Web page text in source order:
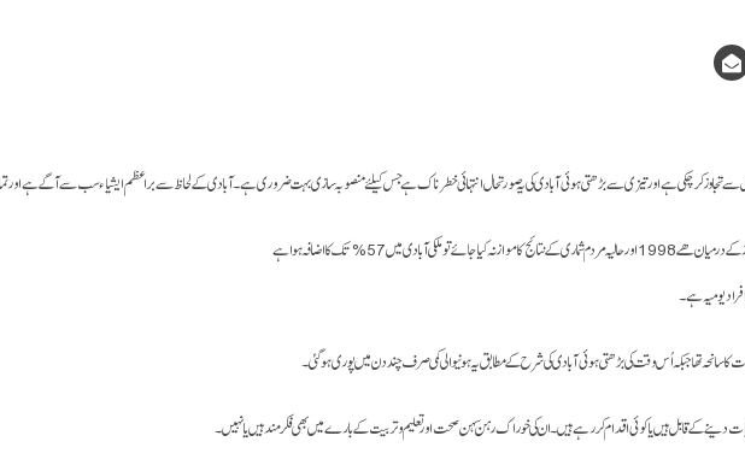
تجاوز کرچکی ہے اور تیزی سے بڑھتی ہوئی آبادی کی یہ صورتحال انتہائی خطرناک ہے جس کیلئے منصوبہ سازی بہت ضروری ہےـ۔آبادی کے لحاظ سے براعظم ایشیاء سب سے آگے ہے اور
میں 57% تک کا اضافہ ہوا ہےـ
دینے کے قابل ہیں یا کوئی اقدام کر رہے ہیں۔ان کی خوراک ـ رہن سہن ـ صحت اور تعلیم و تربیت کے بارے میں بھی فکر مند ہیں یا نہیں ۔